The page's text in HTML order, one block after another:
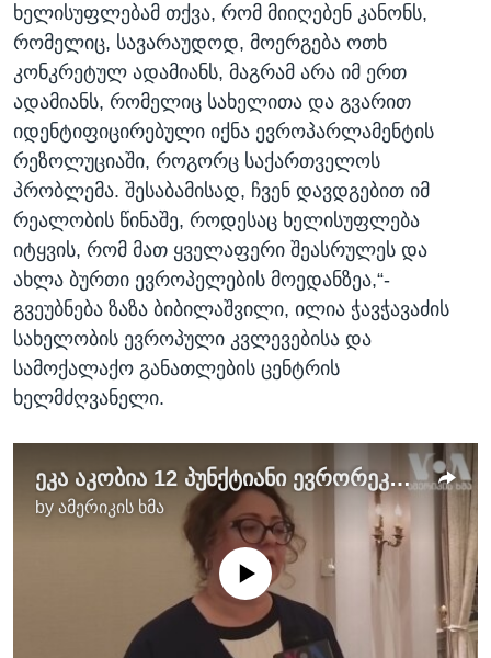
ხელისუფლებამ თქვა, რომ მიიღებენ კანონს,
რომელიც, სავარაუდოდ, მოერგება ოთხ
კონკრეტულ ადამიანს, მაგრამ არა იმ ერთ
ადამიანს, რომელიც სახელითა და გვარით
იდენტიფიცირებული იქნა ევროპარლამენტის
რეზოლუციაში, როგორც საქართველოს
პრობლემა. შესაბამისად, ჩვენ დავდგებით იმ
რეალობის წინაშე, როდესაც ხელისუფლება
იტყვის, რომ მათ ყველაფერი შეასრულეს და
ახლა ბურთი ევროპელების მოედანზეა,“-
გვეუბნება ზაზა ბიბილაშვილი, ილია ჭავჭავაძის
სახელობის ევროპული კვლევებისა და
სამოქალაქო განათლების ცენტრის
ხელმძღვანელი.
ეკა აკობია 12 პუნქტიანი ევრორეკომენდაციების შესახებ
by ამერიკის ხმა
No media source currently available